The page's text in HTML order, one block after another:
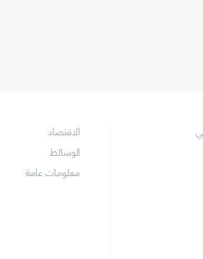
الاقتصاد
الوسائط
معلومات عامة